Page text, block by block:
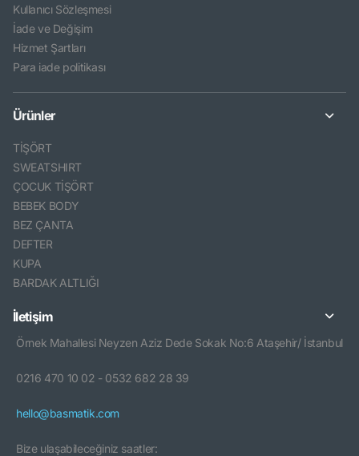
Kullanıcı Sözleşmesi
İade ve Değişim
Hizmet Şartları
Para iade politikası
Ürünler
TİŞÖRT
SWEATSHIRT
ÇOCUK TİŞÖRT
BEBEK BODY
BEZ ÇANTA
DEFTER
KUPA
BARDAK ALTLIĞI
İletişim
Örnek Mahallesi Neyzen Aziz Dede Sokak No:6 Ataşehir/ İstanbul
0216 470 10 02 - 0532 682 28 39
hello@basmatik.com
Bize ulaşabileceğiniz saatler: